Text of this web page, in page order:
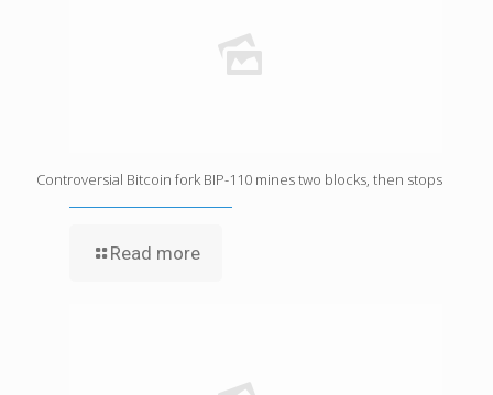
Controversial Bitcoin fork BIP-110 mines two blocks, then stops
Read more